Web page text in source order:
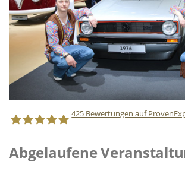
Staff Direct GmbH
425 Bewertungen auf
Abgelaufene